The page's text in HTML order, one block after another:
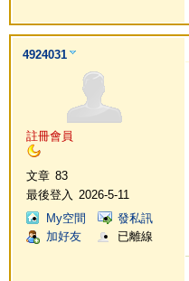
4924031
註冊會員
文章 83
最後登入
2026-5-11
My空間
發私訊
加好友
已離線